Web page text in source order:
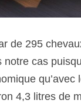
de 295
cas
4,3 litres de